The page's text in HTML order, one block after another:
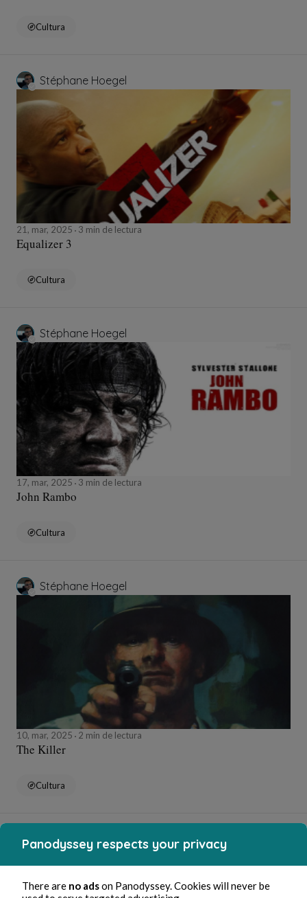
Cultura
Stéphane Hoegel
21, mar, 2025 3 min de lectura
Equalizer 3
Cultura
Stéphane Hoegel
17, mar, 2025 3 min de lectura
John Rambo
Cultura
Stéphane Hoegel
10, mar, 2025 2 min de lectura
The Killer
Cultura
Stéphane Hoegel
Panodyssey respects your privacy
There are no adson Panodyssey. Cookies will never be